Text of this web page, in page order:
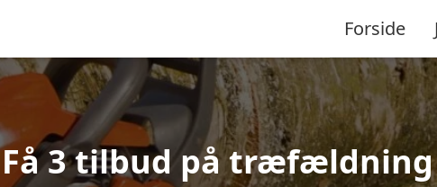
Forside
Få 3 tilbud på træfældning